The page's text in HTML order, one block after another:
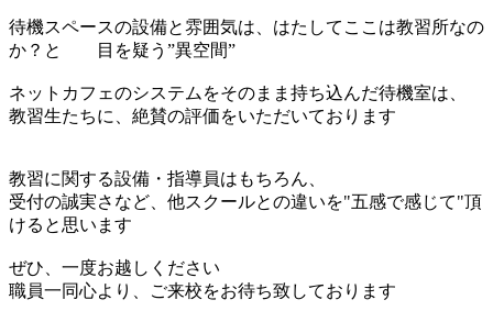
待機スペースの設備と雰囲気は、はたしてここは教習所なの
か？と 目を疑う”異空間”
ネットカフェのシステムをそのまま持ち込んだ待機室は、
教習生たちに、絶賛の評価をいただいております
教習に関する設備・指導員はもちろん、
受付の誠実さなど、他スクールとの違いを"五感で感じて"頂
けると思います
ぜひ、一度お越しください
職員一同心より、ご来校をお待ち致しております